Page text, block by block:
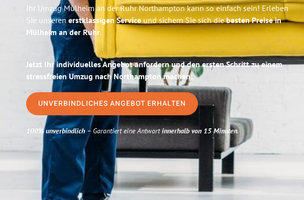
Ihr Umzug Mülheim an der Ruhr Northampton kann so einfach sein! Erleben
Sie unserenerstklassigen Serviceund sichern Sie sich diebesten Preise in
Mülheim an der Ruhr.
Jetzt Ihr individuelles Angebot anfordern und den ersten Schritt zu einem
stressfreien Umzug nach Northampton machen:
UNVERBINDLICHES ANGEBOT ERHALTEN
100% unverbindlich– Garantiert eine Antwortinnerhalb von 15 Minuten.